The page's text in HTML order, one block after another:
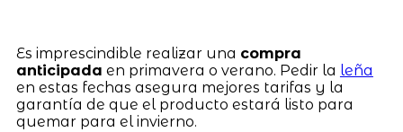
Es imprescindible realizar una compra
anticipada en primavera o verano. Pedir la leña
en estas fechas asegura mejores tarifas y la
garantía de que el producto estará listo para
quemar para el invierno.